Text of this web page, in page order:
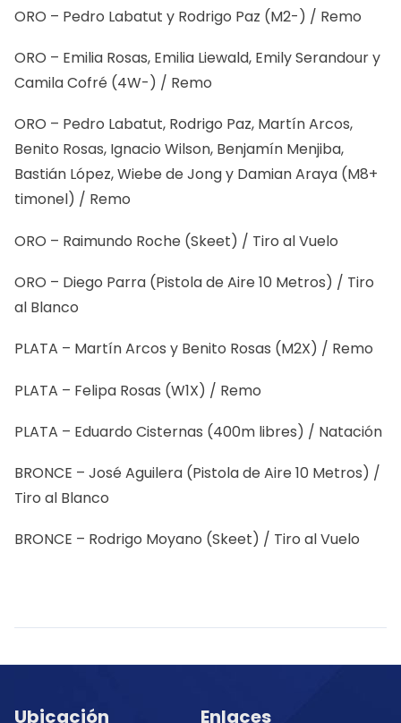
ORO – Pedro Labatut y Rodrigo Paz (M2-) / Remo
ORO – Emilia Rosas, Emilia Liewald, Emily Serandour y
Camila Cofré (4W-) / Remo
ORO – Pedro Labatut, Rodrigo Paz, Martín Arcos,
Benito Rosas, Ignacio Wilson, Benjamín Menjiba,
Bastián López, Wiebe de Jong y Damian Araya (M8+
timonel) / Remo
ORO – Raimundo Roche (Skeet) / Tiro al Vuelo
ORO – Diego Parra (Pistola de Aire 10 Metros) / Tiro
al Blanco
PLATA – Martín Arcos y Benito Rosas (M2X) / Remo
PLATA – Felipa Rosas (W1X) / Remo
PLATA – Eduardo Cisternas (400m libres) / Natación
BRONCE – José Aguilera (Pistola de Aire 10 Metros) /
Tiro al Blanco
BRONCE – Rodrigo Moyano (Skeet) / Tiro al Vuelo
Ubicación Enlaces